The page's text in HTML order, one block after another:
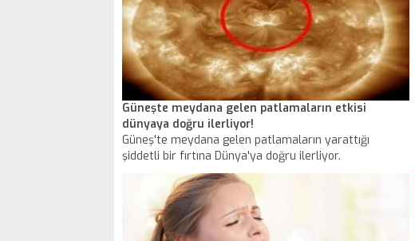
Güneşte meydana gelen patlamaların etkisi
dünyaya doğru ilerliyor!
Güneş'te meydana gelen patlamaların yarattığı
şiddetli bir fırtına Dünya'ya doğru ilerliyor.